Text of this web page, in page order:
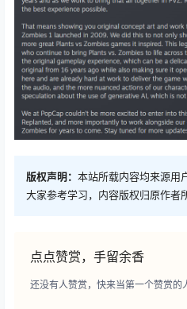
版权声明： 本站所载内容均来源用
大家参考学习，内容版权归原作者
点点赞赏，手留余香
还没有人赞赏，快来当第一个赞赏的